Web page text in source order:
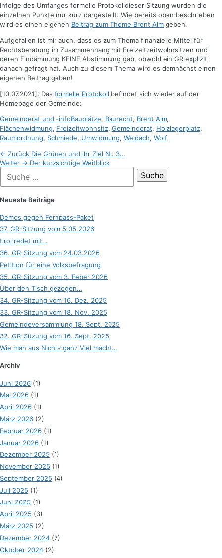
Infolge des Umfanges formelle Protokolldieser Sitzung wurden die
einzelnen Punkte nur kurz dargestellt. Wie bereits oben beschrieben
wird es einen eigenen Beitrag zum Theme Brent Alm geben.
Aufgefallen ist mir auch, dass es zum Thema finanzielle Mittel für
Rechtsberatung im Zusammenhang mit Freizeitzeitwohnsitzen und
deren Eindämmung KEINE Abstimmung gab, obwohl ein GR explizit
danach gefragt hat. Auch zu diesem Thema wird es demnächst einen
eigenen Beitrag geben!
[10.07.2021]: Das formelle Protokoll befindet sich wieder auf der
Homepage der Gemeinde:
Kategorien
Gemeinderat und -infoSchlagworte
Bauplätze, Baurecht, Brent Alm,
Flächenwidmung, Freizeitwohnsitz, Gemeinderat, Holzlagerplatz,
Raumordnung, Schmiede, Umwidmung, Weidach, Wolf
Beitragsnavigation
← Zurück Vorheriger
Beitrag:
Die Grünen und ihr Ziel Nr. 3…
Weiter → Nächster
Der kurzsichtige Weitblick
Suche
nach:
Neueste Beiträge
Demos gegen Fernpass-Paket
37. GR-Sitzung vom 5.05.2026
tirol redet mit…
36. GR-Sitzung vom 24.03.2026
Petition für eine Volksbefragung
35. GR-Sitzung vom 3. Feber 2026
Über den Tisch gezogen…
34. GR-Sitzung vom 16. Dez. 2025
33. GR-Sitzung vom 18. Nov. 2025
Gemeindeversammlung 18. Sept. 2025
32. GR-Sitzung vom 16. Sept. 2025
Wie man aus Nichts ganz Viel macht…
Archiv
Juni 2026 (1)
Mai 2026 (1)
April 2026 (1)
März 2026 (2)
Februar 2026 (1)
Januar 2026 (1)
Dezember 2025 (1)
November 2025 (1)
September 2025 (4)
Juli 2025 (1)
Juni 2025 (1)
April 2025 (3)
März 2025 (2)
Dezember 2024 (2)
Oktober 2024 (2)